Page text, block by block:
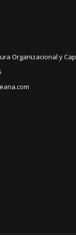
Organizacional y